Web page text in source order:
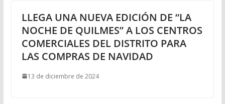
LLEGA UNA NUEVA EDICIÓN DE “LA
NOCHE DE QUILMES” A LOS CENTROS
COMERCIALES DEL DISTRITO PARA
LAS COMPRAS DE NAVIDAD
13 de diciembre de 2024